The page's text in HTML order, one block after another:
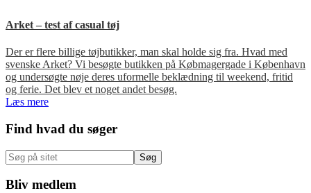
Arket – test af casual tøj
Der er flere billige tøjbutikker, man skal holde sig fra. Hvad med
svenske Arket? Vi besøgte butikken på Købmagergade i København
og undersøgte nøje deres uformelle beklædning til weekend, fritid
og ferie. Det blev et noget andet besøg.
Læs mere
Primær
Sidebar
Find hvad du søger
Søg
på
sitet
Bliv medlem